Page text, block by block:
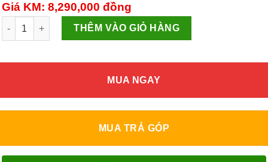
Giá KM: 8,290,000 đồng
Điều Hòa Panasonic 1 Chiều 9.000BTU (CU/CS-N9VKH-8) số
THÊM VÀO GIỎ HÀNG
MUA NGAY
MUA TRẢ GÓP